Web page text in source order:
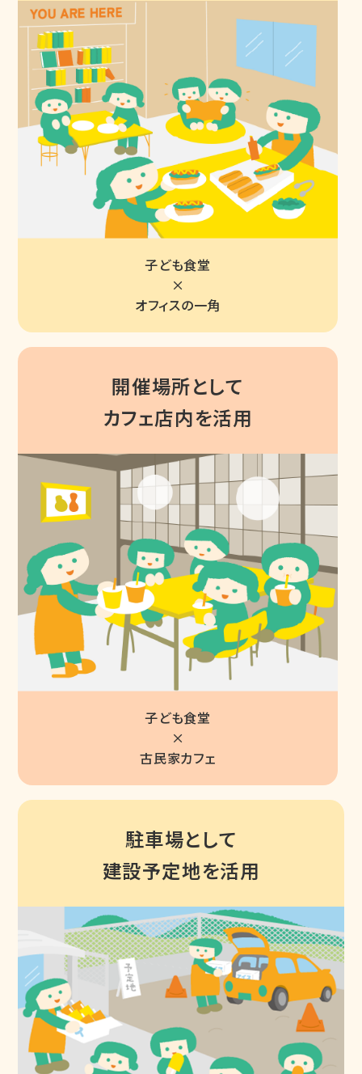
子ども食堂
×
オフィスの一角
開催場所として
カフェ店内を活用
子ども食堂
×
古民家カフェ
駐車場として
建設予定地を活用